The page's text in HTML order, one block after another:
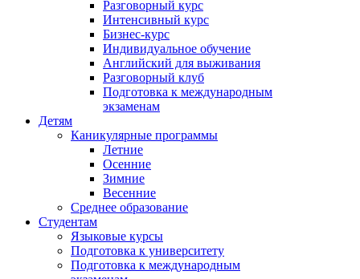
Разговорный курс
Интенсивный курс
Бизнес-курс
Индивидуальное обучение
Английский для выживания
Разговорный клуб
Подготовка к международным
экзаменам
Детям
Каникулярные программы
Летние
Осенние
Зимние
Весенние
Среднее образование
Студентам
Языковые курсы
Подготовка к университету
Подготовка к международным